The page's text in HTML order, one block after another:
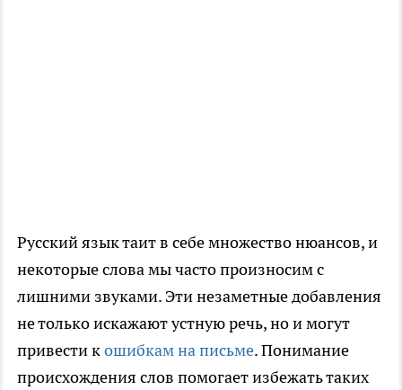
Русский язык таит в себе множество нюансов, и
некоторые слова мы часто произносим с
лишними звуками. Эти незаметные добавления
не только искажают устную речь, но и могут
привести кошибкам на письме. Понимание
происхождения слов помогает избежать таких